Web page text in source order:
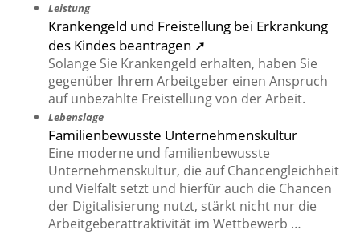
Leistung
Krankengeld und Freistellung bei Erkrankung
des Kindes beantragen ➚
Solange Sie Krankengeld erhalten, haben Sie
gegenüber Ihrem Arbeitgeber einen Anspruch
auf unbezahlte Freistellung von der Arbeit.
Lebenslage
Familienbewusste Unternehmenskultur
Eine moderne und familienbewusste
Unternehmenskultur, die auf Chancengleichheit
und Vielfalt setzt und hierfür auch die Chancen
der Digitalisierung nutzt, stärkt nicht nur die
Arbeitgeberattraktivität im Wettbewerb …